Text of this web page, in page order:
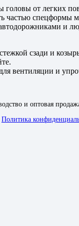
от легких
спецформы
и
сзади и
вентиляции и
и оптовая
Политика